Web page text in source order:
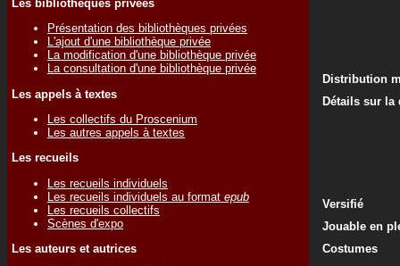
Les bibliothèques privées
Présentation des bibliothèques privées
L'ajout d'une bibliothèque privée
La modification d'une bibliothèque privée
La consultation d'une bibliothèque privée
Les appels à textes
Les collectifs du Proscenium
Les autres appels à textes
Les recueils
Les recueils individuels
Les recueils individuels au format epub
Les recueils collectifs
Scènes d'expo
Les auteurs et autrices
Distribution
Détails sur
Versifié
Jouable en
Costumes